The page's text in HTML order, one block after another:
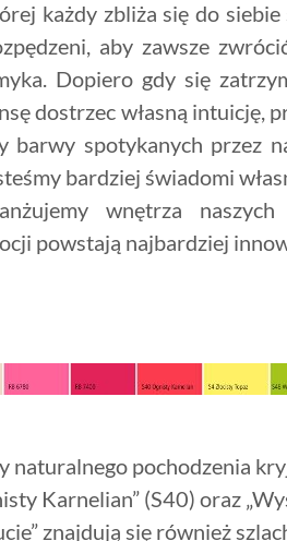
każdy zbliża się do
aby zawsze
Dopiero gdy się
dostrzec własną intuicję,
barwy spotykanych przez
bardziej świadomi
wnętrza
powstają najbardziej
naturalnego pochodzenia
Karnelian” (S40) oraz
znajdują się również